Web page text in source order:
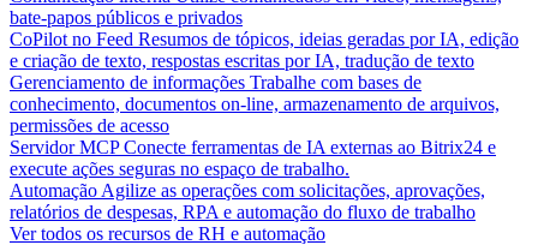
bate-papos públicos e privados
CoPilot no Feed Resumos de tópicos, ideias geradas por IA, edição
e criação de texto, respostas escritas por IA, tradução de texto
Gerenciamento de informações Trabalhe com bases de
conhecimento, documentos on-line, armazenamento de arquivos,
permissões de acesso
Servidor MCP Conecte ferramentas de IA externas ao Bitrix24 e
execute ações seguras no espaço de trabalho.
Automação Agilize as operações com solicitações, aprovações,
relatórios de despesas, RPA e automação do fluxo de trabalho
Ver todos os recursos de RH e automação